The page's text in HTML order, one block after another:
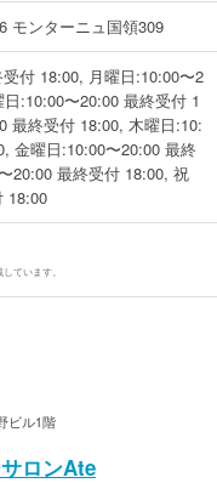
モンターニュ国領309
付 18:00, 月曜日:10:00〜2
:10:00〜20:00 最終受付 1
最終受付 18:00, 木曜日:10:
金曜日:10:00〜20:00 最終
20:00 最終受付 18:00, 祝
18:00
ています。
ビル1階
ロンAte